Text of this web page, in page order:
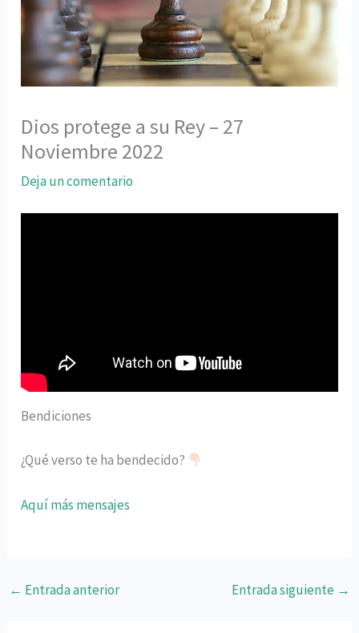
Dios protege a su Rey – 27
Noviembre 2022
Deja un comentario
Bendiciones
¿Qué verso te ha bendecido?
Aquí más mensajes
← Entrada anterior Entrada siguiente →